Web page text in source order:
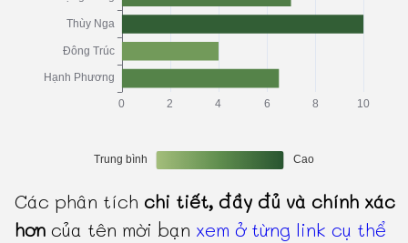
Các phân tích chi tiết, đầy đủ và chính xác
hơn của tên mời bạn xem ở từng link cụ thể